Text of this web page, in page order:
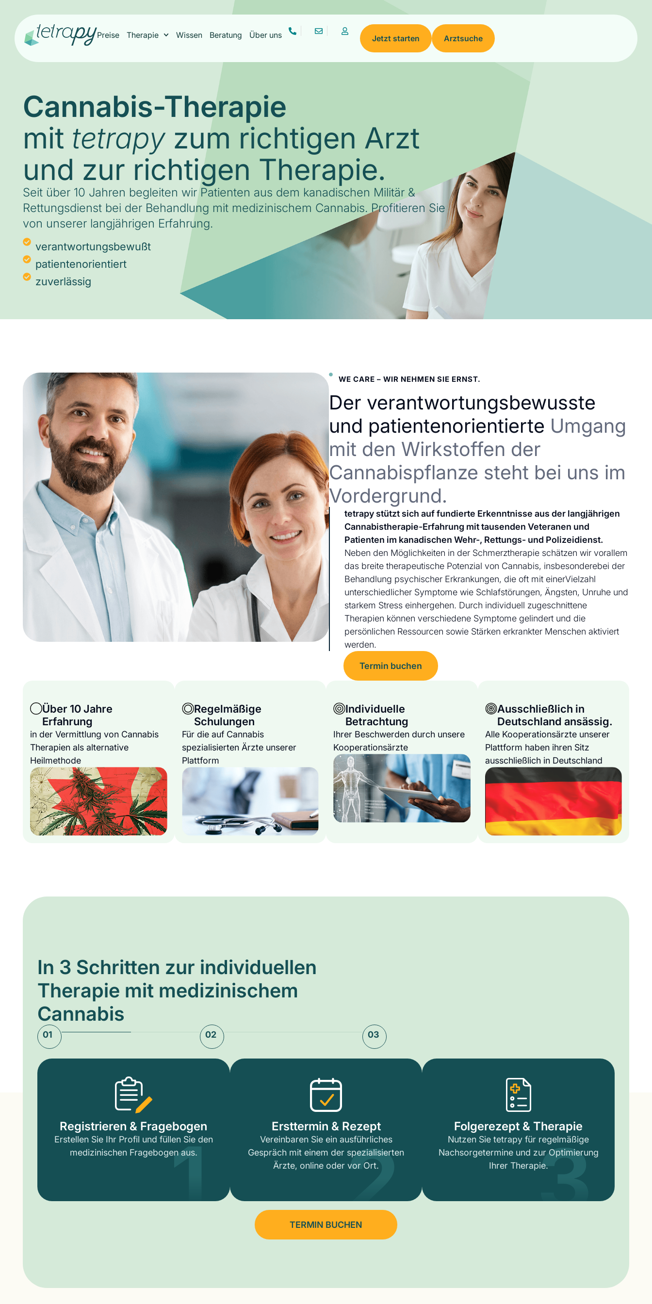
Preise Therapie Wissen Beratung Über uns Jetzt starten Arztsuche
Cannabis-Therapie
mit tetrapyzum richtigen Arzt
und zur richtigen Therapie.
Seit über 10 Jahren begleiten wir Patienten aus dem kanadischen Militär &
Rettungsdienst bei der Behandlung mit medizinischem Cannabis. Profitieren Sie
von unserer langjährigen Erfahrung.
verantwortungsbewußt
patientenorientiert
zuverlässig
WE CARE – WIR NEHMEN SIE ERNST.
Der verantwortungsbewusste
und patientenorientierte Umgang
mit den Wirkstoffen der
Cannabispflanze steht bei uns im
Vordergrund.
tetrapy stützt sich auf fundierte Erkenntnisse aus der langjährigen
Cannabistherapie-Erfahrung mit tausenden Veteranen und
Patienten im kanadischen Wehr-, Rettungs- und Polizeidienst.
Neben den Möglichkeiten in der Schmerztherapie schätzen wir vorallem
das breite therapeutische Potenzial von Cannabis, insbesonderebei der
Behandlung psychischer Erkrankungen, die oft mit einerVielzahl
unterschiedlicher Symptome wie Schlafstörungen, Ängsten, Unruhe und
starkem Stress einhergehen. Durch individuell zugeschnittene
Therapien können verschiedene Symptome gelindert und die
persönlichen Ressourcen sowie Stärken erkrankter Menschen aktiviert
werden.
Termin buchen
Über 10 Jahre
Erfahrung
in der Vermittlung von Cannabis
Therapien als alternative
Heilmethode
Regelmäßige
Schulungen
Für die auf Cannabis
spezialisierten Ärzte unserer
Plattform
Individuelle
Betrachtung
Ihrer Beschwerden durch unsere
Kooperationsärzte
Ausschließlich in
Deutschland ansässig.
Alle Kooperationsärzte unserer
Plattform haben ihren Sitz
ausschließlich in Deutschland
In 3 Schritten zur individuellen
Therapie mit medizinischem
Cannabis
01 02 03
Registrieren & Fragebogen
Erstellen Sie Ihr Profil und füllen Sie den
medizinischen Fragebogen aus.
1 Ersttermin & Rezept
Vereinbaren Sie ein ausführliches
Gespräch mit einem der spezialisierten
Ärzte, online oder vor Ort.
2 Folgerezept & Therapie
Nutzen Sie tetrapy für regelmäßige
Nachsorgetermine und zur Optimierung
Ihrer Therapie.3
TERMIN BUCHEN